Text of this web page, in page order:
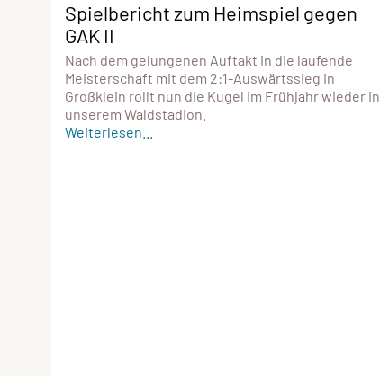
Spielbericht zum Heimspiel gegen
GAK II
Nach dem gelungenen Auftakt in die laufende
Meisterschaft mit dem 2:1-Auswärtssieg in
Großklein rollt nun die Kugel im Frühjahr wieder in
unserem Waldstadion.
Weiterlesen...